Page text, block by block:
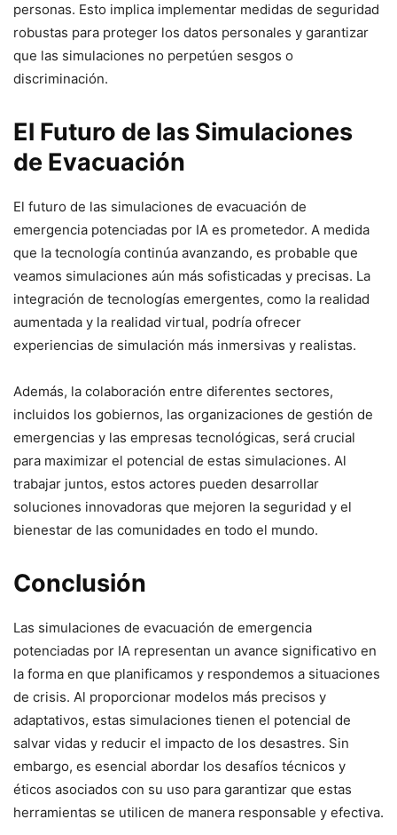
personas. Esto implica implementar medidas de seguridad
robustas para proteger los datos personales y garantizar
que las simulaciones no perpetúen sesgos o
discriminación.
El Futuro de las Simulaciones
de Evacuación
El futuro de las simulaciones de evacuación de
emergencia potenciadas por IA es prometedor. A medida
que la tecnología continúa avanzando, es probable que
veamos simulaciones aún más sofisticadas y precisas. La
integración de tecnologías emergentes, como la realidad
aumentada y la realidad virtual, podría ofrecer
experiencias de simulación más inmersivas y realistas.
Además, la colaboración entre diferentes sectores,
incluidos los gobiernos, las organizaciones de gestión de
emergencias y las empresas tecnológicas, será crucial
para maximizar el potencial de estas simulaciones. Al
trabajar juntos, estos actores pueden desarrollar
soluciones innovadoras que mejoren la seguridad y el
bienestar de las comunidades en todo el mundo.
Conclusión
Las simulaciones de evacuación de emergencia
potenciadas por IA representan un avance significativo en
la forma en que planificamos y respondemos a situaciones
de crisis. Al proporcionar modelos más precisos y
adaptativos, estas simulaciones tienen el potencial de
salvar vidas y reducir el impacto de los desastres. Sin
embargo, es esencial abordar los desafíos técnicos y
éticos asociados con su uso para garantizar que estas
herramientas se utilicen de manera responsable y efectiva.